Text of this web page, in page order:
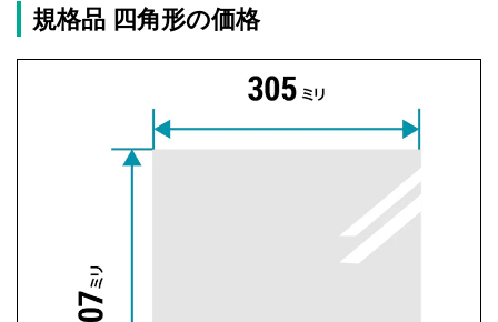
規格品 四角形の価格